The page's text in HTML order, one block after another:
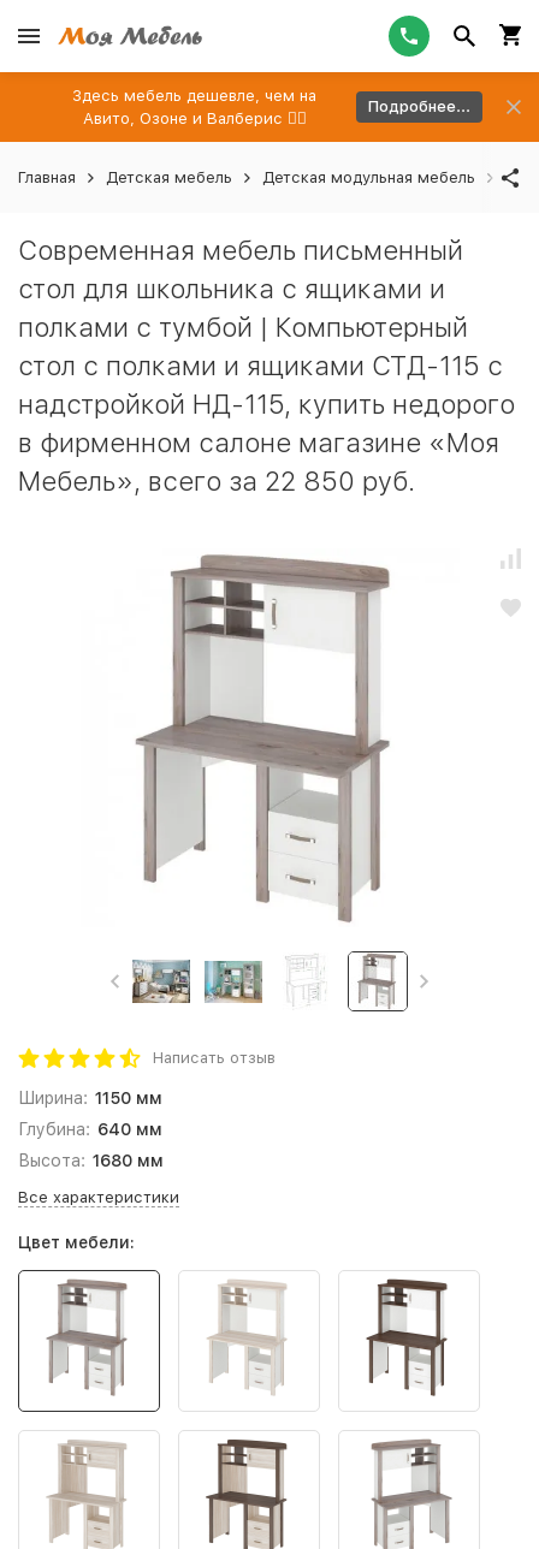
Здесь мебель дешевле, чем на
Авито, Озоне и Валберис 👉🏻
Подробнее...
Главная Детская мебель Детская модульная мебель
Современная мебель письменный
стол для школьника с ящиками и
полками с тумбой | Компьютерный
стол с полками и ящиками СТД-115 с
надстройкой НД-115, купить недорого
в фирменном салоне магазине «Моя
Мебель», всего за 22 850 руб.
Написать отзыв
Ширина: 1150 мм
Глубина: 640 мм
Высота: 1680 мм
Все характеристики
Цвет мебели: